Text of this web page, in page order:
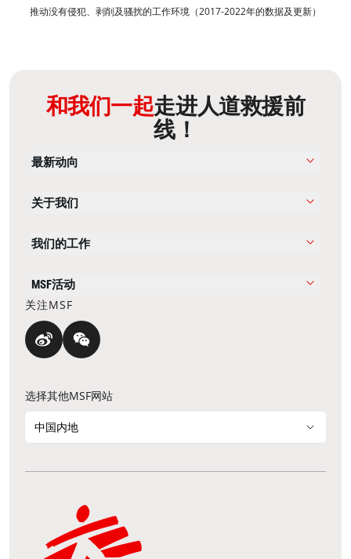
推动没有侵犯、剥削及骚扰的工作环境（2017-2022年的数据及更新）
和我们一起走进人道救援前
线！
最新动向
关于我们
我们的工作
MSF活动
关注MSF
选择其他MSF网站
中国内地